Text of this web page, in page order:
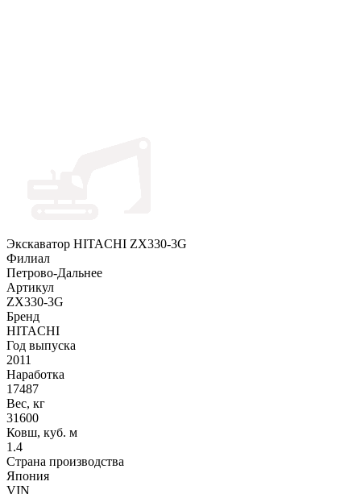
Экскаватор HITACHI ZX330-3G
Филиал
Петрово-Дальнее
Артикул
ZX330-3G
Бренд
HITACHI
Год выпуска
2011
Наработка
17487
Вес, кг
31600
Ковш, куб. м
1.4
Страна производства
Япония
VIN